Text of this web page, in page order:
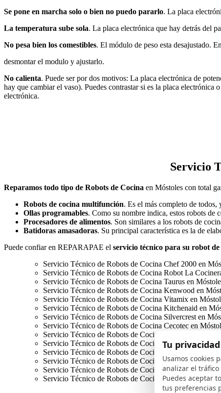
Se pone en marcha solo o bien no puedo pararlo. La placa
La temperatura sube sola. La placa electrónica que hay detrás del
No pesa bien los comestibles. El módulo de peso esta desajustado.
desmontar el modulo y ajustarlo.
No calienta. Puede ser por dos motivos: La placa electrónica de
hay que cambiar el vaso). Puedes contrastar si es la placa
electrónica.
Servicio
Reparamos todo tipo de Robots de Cocina en Móstoles con total
Robots de cocina multifunción. Es el más completo de
Ollas programables. Como su nombre indica, estos robots de
Procesadores de alimentos. Son similares a los robots de
Batidoras amasadoras. Su principal característica es la de
Puede confiar en REPARAPAE el servicio técnico para su robot
Servicio Técnico de Robots de Cocina Chef 2000 en
Servicio Técnico de Robots de Cocina Robot La
Servicio Técnico de Robots de Cocina Taurus en
Servicio Técnico de Robots de Cocina Kenwood en
Servicio Técnico de Robots de Cocina Vitamix en
Servicio Técnico de Robots de Cocina Kitchenaid en
Servicio Técnico de Robots de Cocina Silvercrest en
Servicio Técnico de Robots de Cocina Cecotec en
Servicio Técnico de Robots de Cocina Lidl en Móstoles
Servicio Técnico de Robots de Cocina Cuisine System
Servicio Técnico de Robots de Cocina Magimix en
Servicio Técnico de Robots de Cocina Cook Expert en
Servicio Técnico de Robots de Cocina Juice Expert en
Servicio Técnico de Robots de Cocina Cecotec Mambo
Tu
Usamos cookies
analizar el
Puedes aceptar
tus preferencias